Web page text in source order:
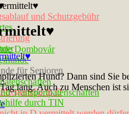
und Schutzgebühr
Dombovár
für Senioren
in D
durch TIN
Transportpatenschaften
Hund? Dann sind Sie
lang. Auch zu Menschen ist